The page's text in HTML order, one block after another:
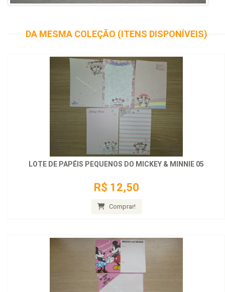
DA MESMA COLEÇÃO (ITENS DISPONÍVEIS)
LOTE DE PAPÉIS PEQUENOS DO MICKEY & MINNIE 05
R$ 12,50
Comprar!